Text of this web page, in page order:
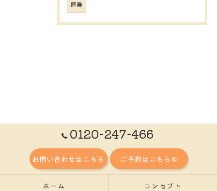
同乗
0120-247-466
お問い合わせはこちら ご予約はこちら
ホーム コンセプト